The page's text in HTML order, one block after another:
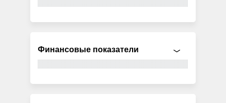
Финансовые показатели